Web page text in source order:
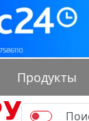
Продукты